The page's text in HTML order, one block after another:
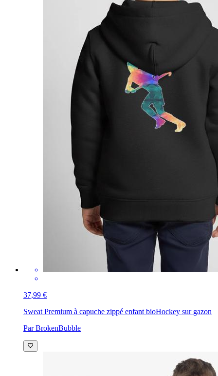
37,99 €
Sweat Premium à capuche zippé enfant bioHockey sur gazon
Par BrokenBubble